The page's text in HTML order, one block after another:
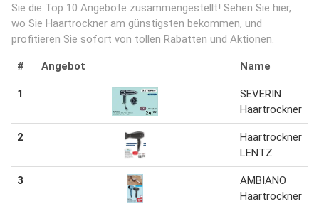
Sie die Top 10 Angebote zusammengestellt! Sehen Sie hier,
wo Sie Haartrockner am günstigsten bekommen, und
profitieren Sie sofort von tollen Rabatten und Aktionen.
# Angebot Name
1
SEVERIN
Haartrockner
2
Haartrockner
LENTZ
3
AMBIANO
Haartrockner